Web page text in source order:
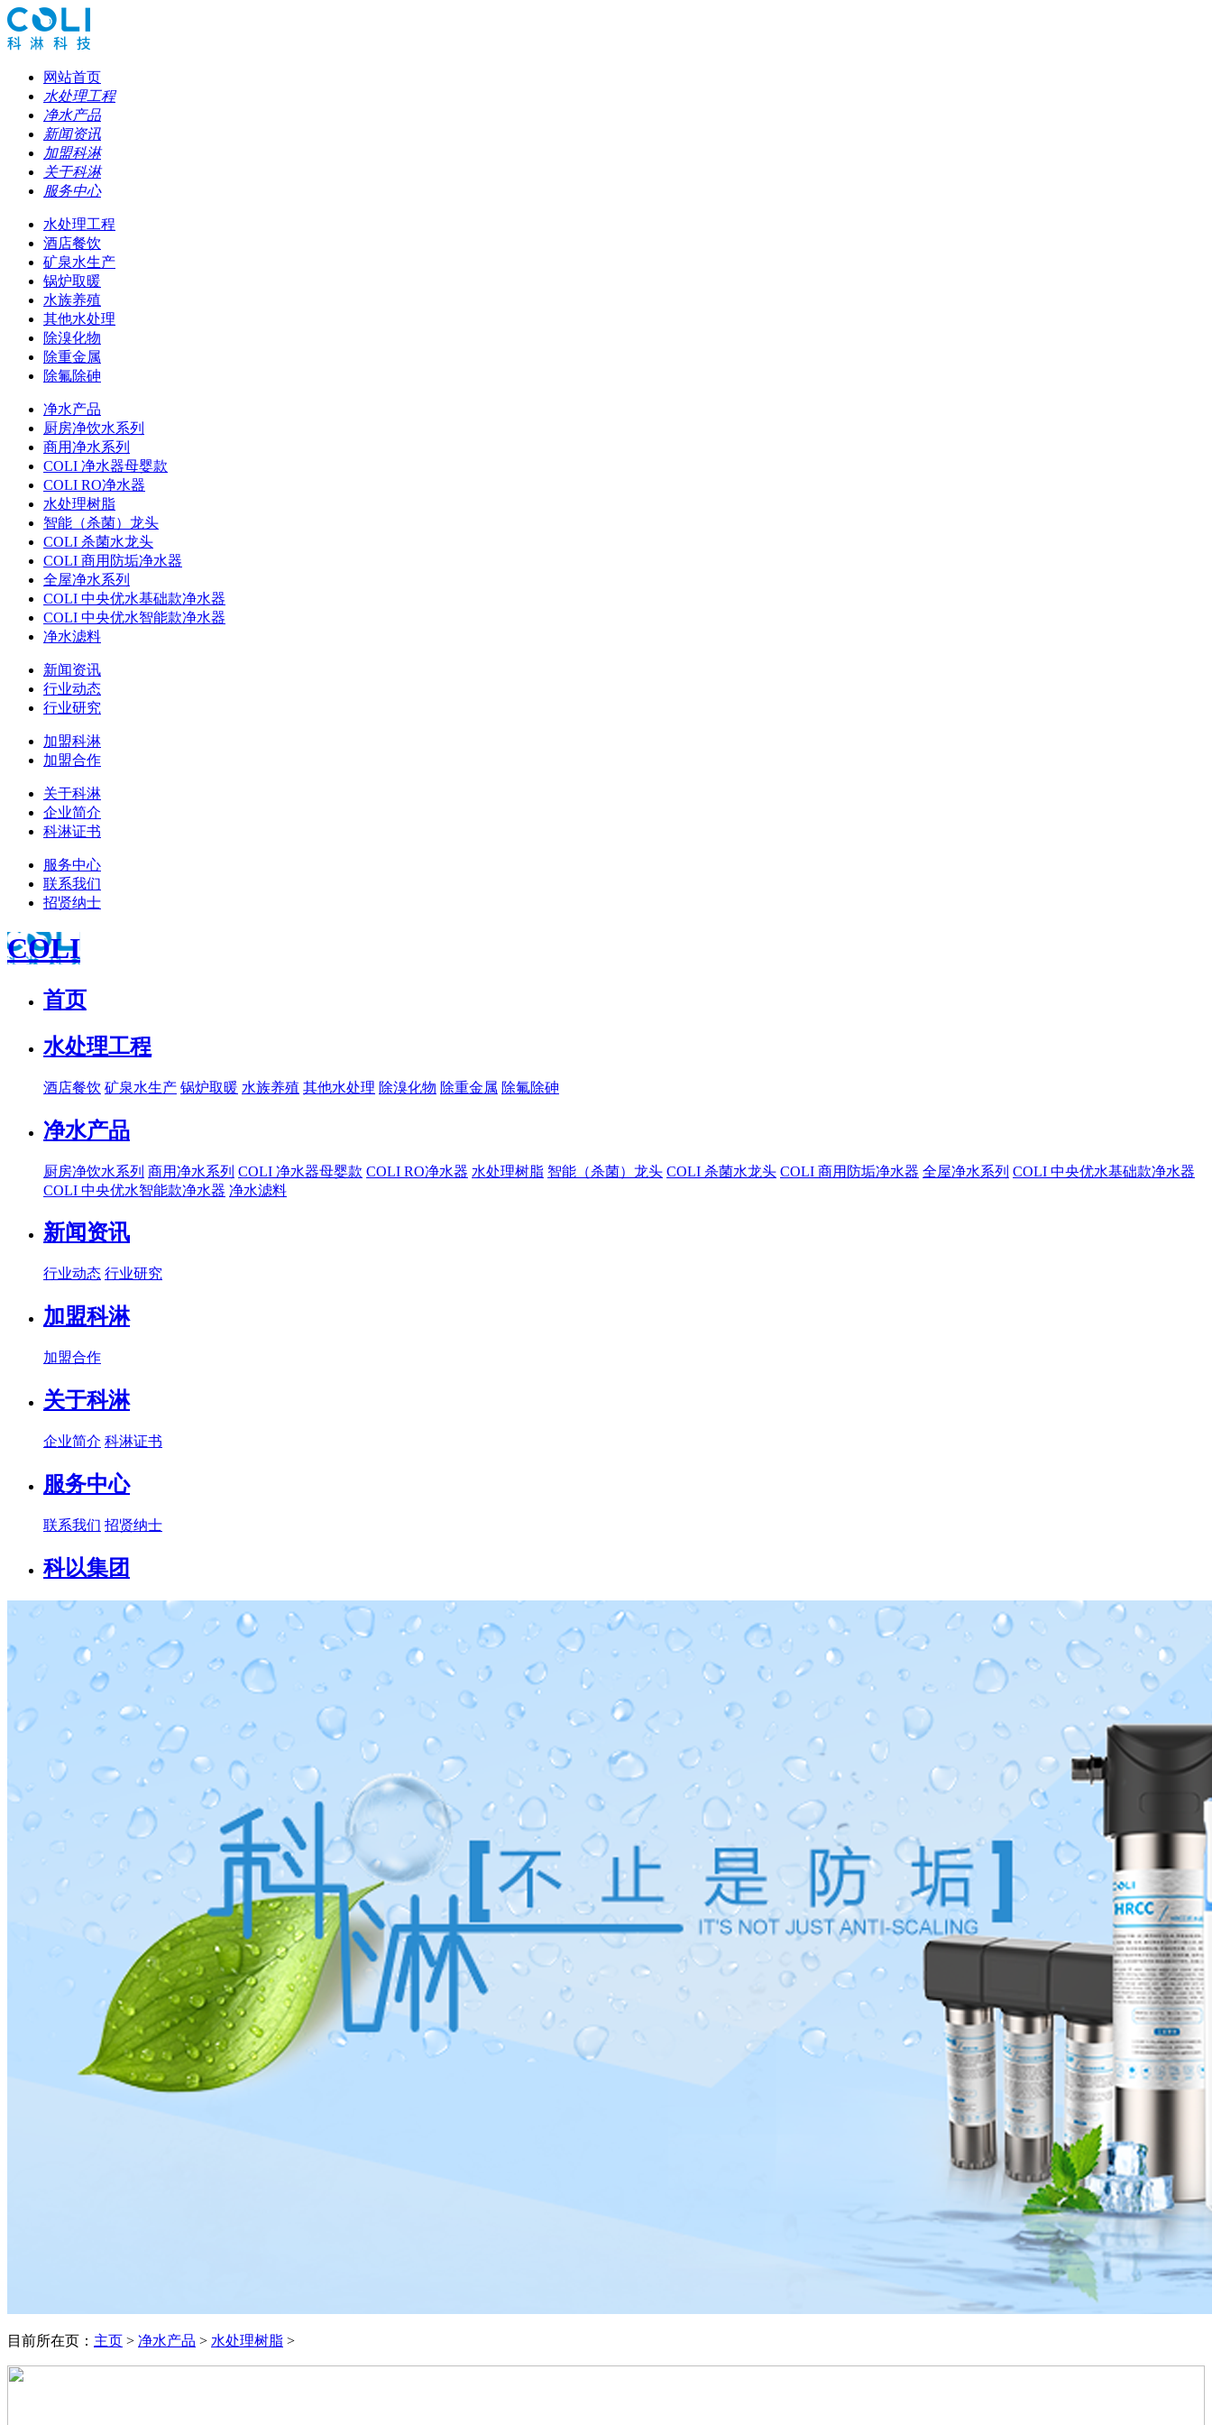
网站首页
水处理工程
净水产品
新闻资讯
加盟科淋
关于科淋
服务中心
水处理工程
酒店餐饮
矿泉水生产
锅炉取暖
水族养殖
其他水处理
除溴化物
除重金属
除氟除砷
净水产品
厨房净饮水系列
商用净水系列
COLI 净水器母婴款
COLI RO净水器
水处理树脂
智能（杀菌）龙头
COLI 杀菌水龙头
COLI 商用防垢净水器
全屋净水系列
COLI 中央优水基础款净水器
COLI 中央优水智能款净水器
净水滤料
新闻资讯
行业动态
行业研究
加盟科淋
加盟合作
关于科淋
企业简介
科淋证书
服务中心
联系我们
招贤纳士
COLI
首页
水处理工程
酒店餐饮 矿泉水生产 锅炉取暖 水族养殖 其他水处理 除溴化物 除重金属 除氟除砷
净水产品
厨房净饮水系列 商用净水系列 COLI 净水器母婴款 COLI RO净水器 水处理树脂 智能（杀菌）龙头 COLI 杀菌水龙头 COLI 商用防垢净水器 全屋净水系列 COLI 中央优水基础款净水器
COLI 中央优水智能款净水器 净水滤料
新闻资讯
行业动态 行业研究
加盟科淋
加盟合作
关于科淋
企业简介 科淋证书
服务中心
联系我们 招贤纳士
科以集团
目前所在页： 主页 > 净水产品 > 水处理树脂 >